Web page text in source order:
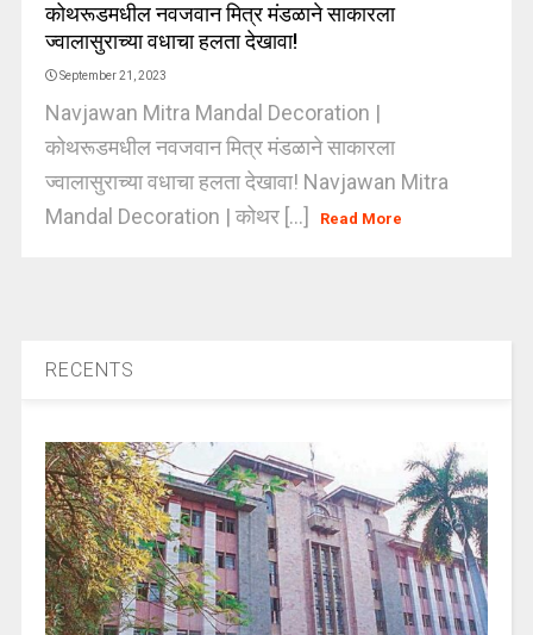
कोथरूडमधील नवजवान मित्र मंडळाने साकारला
ज्वालासुराच्या वधाचा हलता देखावा!
September 21, 2023
Navjawan Mitra Mandal Decoration |
कोथरूडमधील नवजवान मित्र मंडळाने साकारला
ज्वालासुराच्या वधाचा हलता देखावा! Navjawan Mitra
Mandal Decoration | कोथर [...]
Read More
RECENTS